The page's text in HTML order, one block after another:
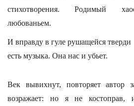
стихотворения. Родимый
любованьем.
И вправду в гуле рушащейся тверди
есть музыка. Она нас и убьет.
Век вывихнут, повторяет автор
возражает: но я не